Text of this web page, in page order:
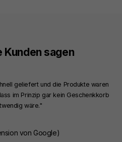
Kunden sagen
geliefert und die Produkte waren
im Prinzip gar kein Geschenkkorb
wäre."
von Google)